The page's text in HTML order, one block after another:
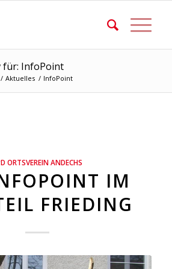
für: InfoPoint
/ Aktuelles / InfoPoint
ORTSVEREIN ANDECHS
IM
FRIEDING